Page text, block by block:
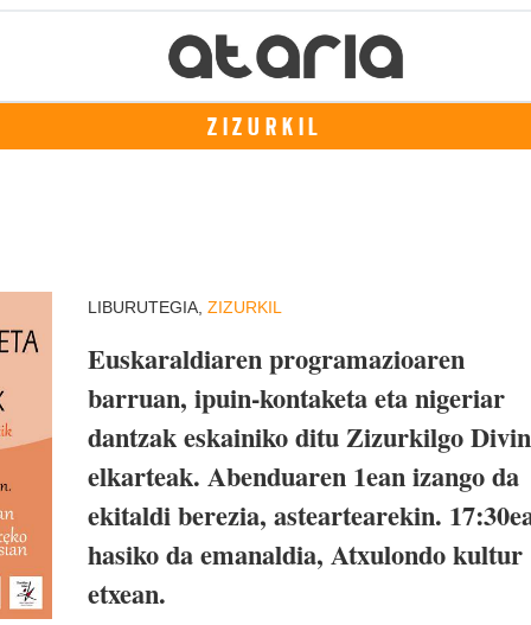
ZIZURKIL
LIBURUTEGIA, ZIZURKIL
Euskaraldiaren programazioaren
barruan, ipuin-kontaketa eta nigeriar
dantzak eskainiko ditu Zizurkilgo
elkarteak. Abenduaren 1ean izango da
ekitaldi berezia, asteartearekin.
hasiko da emanaldia, Atxulondo kultur
etxean.